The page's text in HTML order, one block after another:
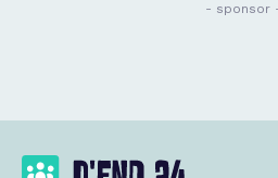
- sponsor